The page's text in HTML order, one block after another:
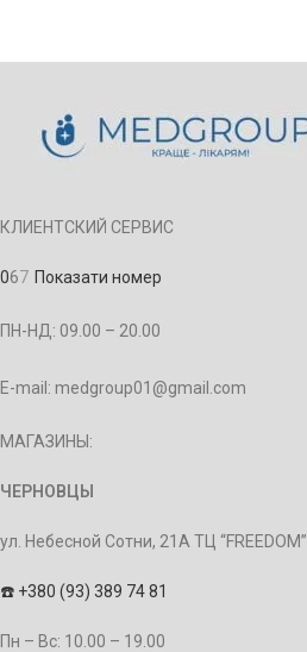
КЛИЕНТСКИЙ СЕРВИС
067 Показати номер
ПН-НД: 09.00 – 20.00
E-mail: medgroup01@gmail.com
МАГАЗИНЫ:
ЧЕРНОВЦЫ
ул. Небесной Сотни, 21А ТЦ “FREEDOM”
☎️ +380 (93) 389 74 81
Пн – Bc: 10.00 – 19.00